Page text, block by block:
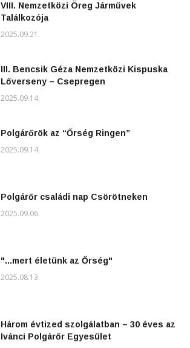
VIII. Nemzetközi Öreg Járművek
Találkozója
2025.09.21.
III. Bencsik Géza Nemzetközi Kispuska
Lőverseny – Csepregen
2025.09.14.
Polgárőrök az “Őrség Ringen”
2025.09.14.
Polgárőr családi nap Csörötneken
2025.09.06.
"...mert életünk az Őrség"
2025.08.13.
Három évtized szolgálatban – 30 éves az
Ivánci Polgárőr Egyesület